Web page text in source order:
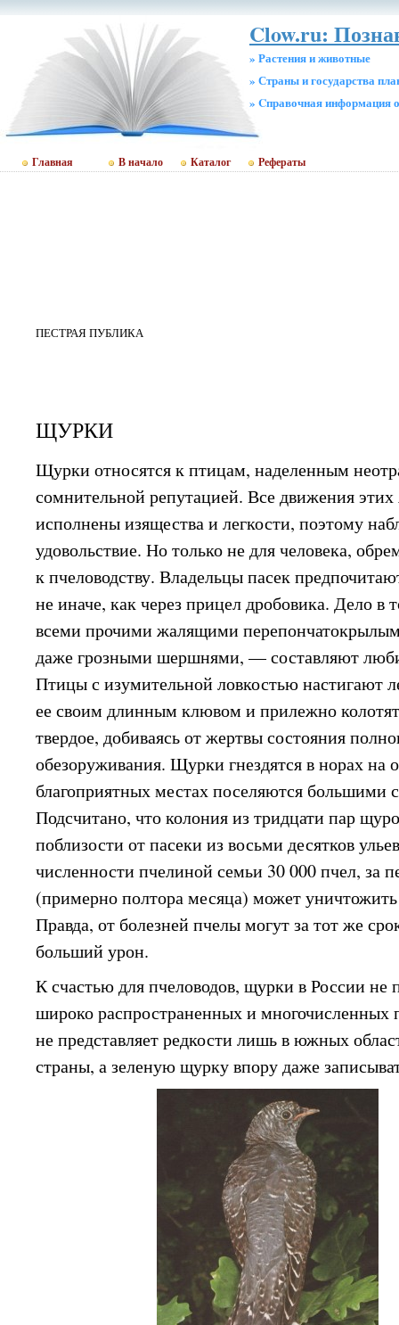
Clow.ru:
» Растения и животные
» Страны и государства
» Cправочная информация
Главная В начало Каталог Рефераты
ПЕСТРАЯ ПУБЛИКА
ЩУРКИ
Щурки относятся к птицам, наделенным
сомнительной репутацией. Все движения
исполнены изящества и легкости, поэтому
удовольствие. Но только не для человека,
к пчеловодству. Владельцы пасек
не иначе, как через прицел дробовика. Дело в
всеми прочими жалящими
даже грозными шершнями, — составляют
Птицы с изумительной ловкостью настигают
ее своим длинным клювом и прилежно
твердое, добиваясь от жертвы состояния
обезоруживания. Щурки гнездятся в норах на
благоприятных местах поселяются большими
Подсчитано, что колония из тридцати пар
поблизости от пасеки из восьми десятков
численности пчелиной семьи 30 000 пчел, за
(примерно полтора месяца) может
Правда, от болезней пчелы могут за тот же
больший урон.
К счастью для пчеловодов, щурки в России не
широко распространенных и многочисленных
не представляет редкости лишь в южных
страны, а зеленую щурку впору даже